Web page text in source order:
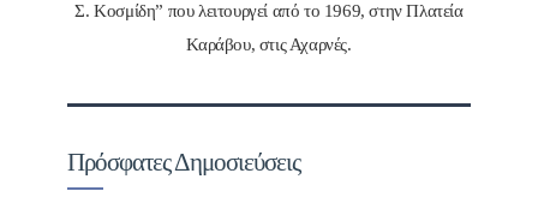
Σ. Κοσμίδη” που λειτουργεί από το 1969, στην Πλατεία
Καράβου, στις Αχαρνές.
Πρόσφατες Δημοσιεύσεις